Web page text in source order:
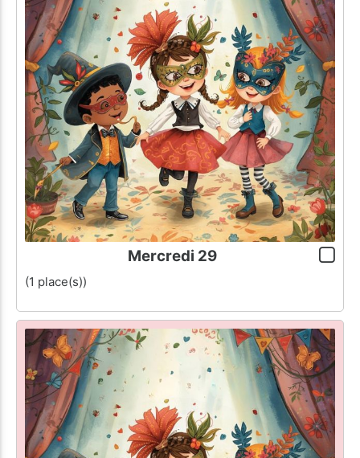
Mercredi 29
(1 place(s))